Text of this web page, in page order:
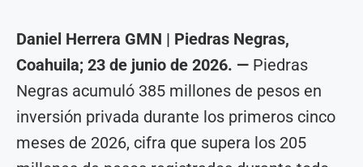
Daniel Herrera GMN | Piedras Negras,
Coahuila; 23 de junio de 2026. — Piedras
Negras acumuló 385 millones de pesos en
inversión privada durante los primeros cinco
meses de 2026, cifra que supera los 205